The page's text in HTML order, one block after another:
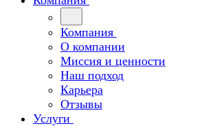
Компания
О компании
Миссия и ценности
Наш подход
Карьера
Отзывы
Услуги